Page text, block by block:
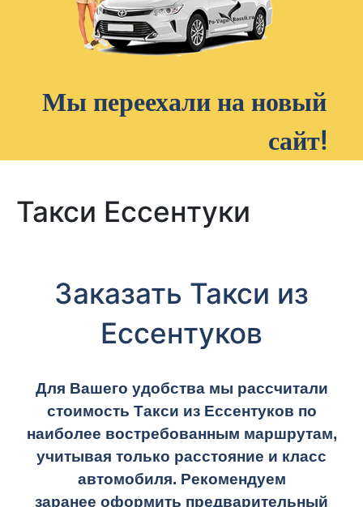
Мы переехали на новый
сайт!
Такси Ессентуки
Заказать Такси из
Ессентуков
Для Вашего удобства мы рассчитали
стоимость Такси из Ессентуков по
наиболее востребованным маршрутам,
учитывая только расстояние и класс
автомобиля. Рекомендуем
заранее оформить предварительный